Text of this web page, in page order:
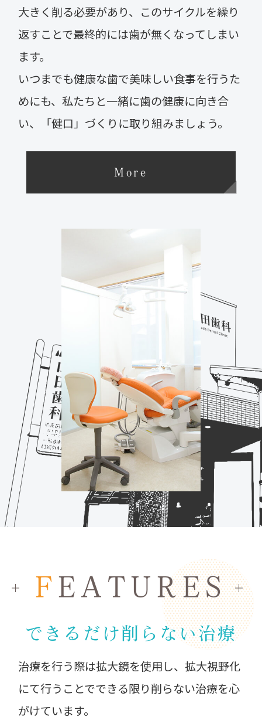
大きく削る必要があり、このサイクルを繰り
返すことで最終的には歯が無くなってしまい
ます。
いつまでも健康な歯で美味しい食事を行うた
めにも、私たちと一緒に歯の健康に向き合
い、「健口」づくりに取り組みましょう。
More
F EATURES
できるだけ削らない治療
治療を行う際は拡大鏡を使用し、拡大視野化
にて行うことでできる限り削らない治療を心
がけています。